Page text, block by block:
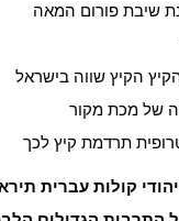
שיבת פורום המאה
הקיץ שווה בישראל
של מכת מקור
תרדמת קיץ לכך
קולות עברית